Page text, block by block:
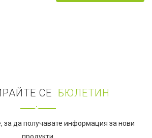
СЕ БЮЛЕТИН
за да получавате информация за нови